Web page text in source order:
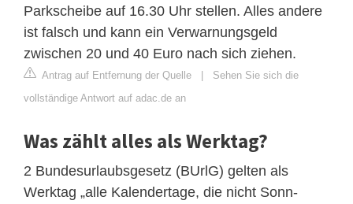
Parkscheibe auf 16.30 Uhr stellen. Alles andere
ist falsch und kann ein Verwarnungsgeld
zwischen 20 und 40 Euro nach sich ziehen.
Antrag auf Entfernung der Quelle | Sehen Sie sich die
vollständige Antwort auf adac.de an
Was zählt alles als Werktag?
2 Bundesurlaubsgesetz (BUrlG) gelten als
Werktag „alle Kalendertage, die nicht Sonn-